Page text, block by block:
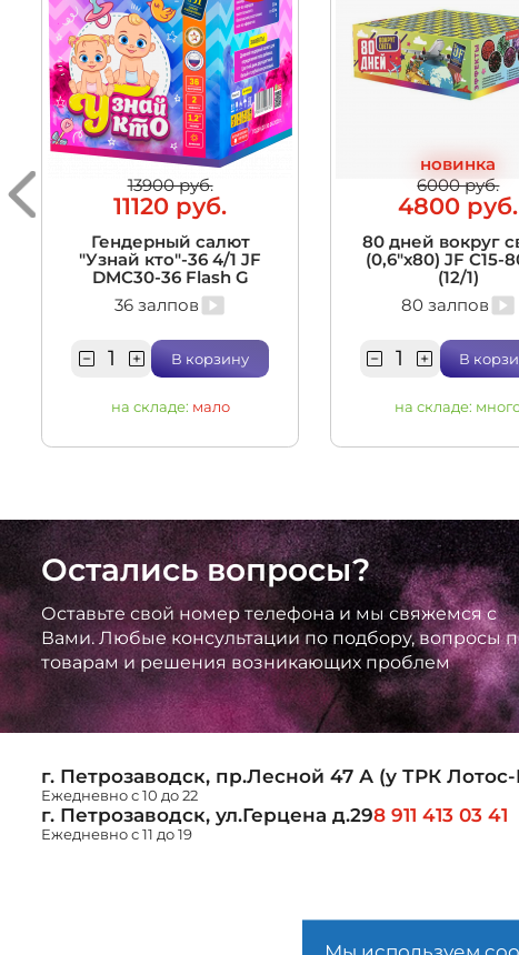
13900 руб.
11120 руб.
Гендерный салют
"Узнай кто"-36 4/1 JF
DMC30-36 Flash G
36 залпов
В корзину
на складе: мало
новинка
6000 руб.
4800 руб.
80 дней вокруг
(0,6"х80) JF C15-
(12/1)
80 залпов
В
на складе:
Остались вопросы?
Оставьте свой номер телефона и мы свяжемся с
Вами. Любые консультации по подбору, вопросы
товарам и решения возникающих проблем
г. Петрозаводск, пр.Лесной 47 А (у ТРК Лотос-
Ежедневно с 10 до 22
г. Петрозаводск, ул.Герцена д.298 911 413 03 41
Ежедневно с 11 до 19